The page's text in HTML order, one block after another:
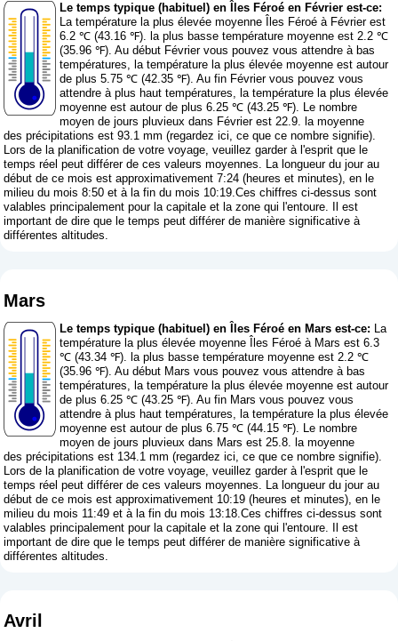
Le temps typique (habituel) en Îles Féroé en Février est-ce:
La température la plus élevée moyenne Îles Féroé à Février est
6.2 ℃ (43.16 ℉). la plus basse température moyenne est 2.2 ℃
(35.96 ℉). Au début Février vous pouvez vous attendre à bas
températures, la température la plus élevée moyenne est autour
de plus 5.75 ℃ (42.35 ℉). Au fin Février vous pouvez vous
attendre à plus haut températures, la température la plus élevée
moyenne est autour de plus 6.25 ℃ (43.25 ℉). Le nombre
moyen de jours pluvieux dans Février est 22.9. la moyenne
des précipitations est 93.1 mm (regardez ici, ce que ce nombre signifie).
Lors de la planification de votre voyage, veuillez garder à l'esprit que le
temps réel peut différer de ces valeurs moyennes. La longueur du jour au
début de ce mois est approximativement 7:24 (heures et minutes), en le
milieu du mois 8:50 et à la fin du mois 10:19.Ces chiffres ci-dessus sont
valables principalement pour la capitale et la zone qui l'entoure. Il est
important de dire que le temps peut différer de manière significative à
différentes altitudes.
Mars
Le temps typique (habituel) en Îles Féroé en Mars est-ce: La
température la plus élevée moyenne Îles Féroé à Mars est 6.3
℃ (43.34 ℉). la plus basse température moyenne est 2.2 ℃
(35.96 ℉). Au début Mars vous pouvez vous attendre à bas
températures, la température la plus élevée moyenne est autour
de plus 6.25 ℃ (43.25 ℉). Au fin Mars vous pouvez vous
attendre à plus haut températures, la température la plus élevée
moyenne est autour de plus 6.75 ℃ (44.15 ℉). Le nombre
moyen de jours pluvieux dans Mars est 25.8. la moyenne
des précipitations est 134.1 mm (regardez ici, ce que ce nombre signifie).
Lors de la planification de votre voyage, veuillez garder à l'esprit que le
temps réel peut différer de ces valeurs moyennes. La longueur du jour au
début de ce mois est approximativement 10:19 (heures et minutes), en le
milieu du mois 11:49 et à la fin du mois 13:18.Ces chiffres ci-dessus sont
valables principalement pour la capitale et la zone qui l'entoure. Il est
important de dire que le temps peut différer de manière significative à
différentes altitudes.
Avril